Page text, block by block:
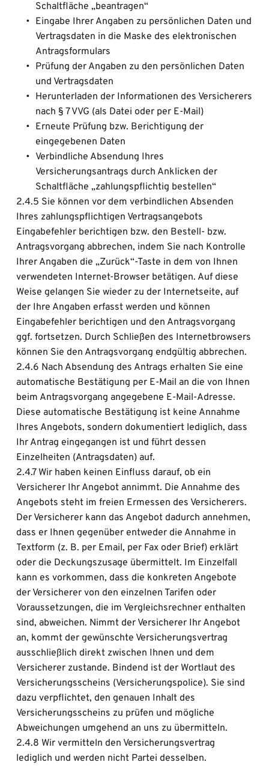
Schaltfläche „beantragen“
Eingabe Ihrer Angaben zu persönlichen Daten und
Vertragsdaten in die Maske des elektronischen
Antragsformulars
Prüfung der Angaben zu den persönlichen Daten
und Vertragsdaten
Herunterladen der Informationen des Versicherers
nach § 7 VVG (als Datei oder per E-Mail)
Erneute Prüfung bzw. Berichtigung der
eingegebenen Daten
Verbindliche Absendung Ihres
Versicherungsantrags durch Anklicken der
Schaltfläche „zahlungspflichtig bestellen“
2.4.5 Sie können vor dem verbindlichen Absenden
Ihres zahlungspflichtigen Vertragsangebots
Eingabefehler berichtigen bzw. den Bestell- bzw.
Antragsvorgang abbrechen, indem Sie nach Kontrolle
Ihrer Angaben die „Zurück“-Taste in dem von Ihnen
verwendeten Internet-Browser betätigen. Auf diese
Weise gelangen Sie wieder zu der Internetseite, auf
der Ihre Angaben erfasst werden und können
Eingabefehler berichtigen und den Antragsvorgang
ggf. fortsetzen. Durch Schließen des Internetbrowsers
können Sie den Antragsvorgang endgültig abbrechen.
2.4.6 Nach Absendung des Antrags erhalten Sie eine
automatische Bestätigung per E-Mail an die von Ihnen
beim Antragsvorgang angegebene E-Mail-Adresse.
Diese automatische Bestätigung ist keine Annahme
Ihres Angebots, sondern dokumentiert lediglich, dass
Ihr Antrag eingegangen ist und führt dessen
Einzelheiten (Antragsdaten) auf.
2.4.7 Wir haben keinen Einfluss darauf, ob ein
Versicherer Ihr Angebot annimmt. Die Annahme des
Angebots steht im freien Ermessen des Versicherers.
Der Versicherer kann das Angebot dadurch annehmen,
dass er Ihnen gegenüber entweder die Annahme in
Textform (z. B. per Email, per Fax oder Brief) erklärt
oder die Deckungszusage übermittelt. Im Einzelfall
kann es vorkommen, dass die konkreten Angebote
der Versicherer von den einzelnen Tarifen oder
Voraussetzungen, die im Vergleichsrechner enthalten
sind, abweichen. Nimmt der Versicherer Ihr Angebot
an, kommt der gewünschte Versicherungsvertrag
ausschließlich direkt zwischen Ihnen und dem
Versicherer zustande. Bindend ist der Wortlaut des
Versicherungsscheins (Versicherungspolice). Sie sind
dazu verpflichtet, den genauen Inhalt des
Versicherungsscheins zu prüfen und mögliche
Abweichungen umgehend an uns zu übermitteln.
2.4.8 Wir vermitteln den Versicherungsvertrag
lediglich und werden nicht Partei desselben.